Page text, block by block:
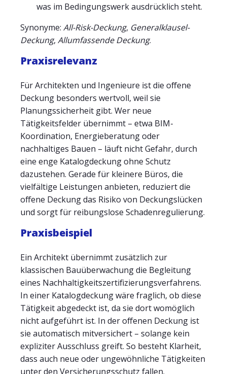
was im Bedingungswerk ausdrücklich steht.
Synonyme: All-Risk-Deckung, Generalklausel-
Deckung, Allumfassende Deckung.
Praxisrelevanz
Für Architekten und Ingenieure ist die offene
Deckung besonders wertvoll, weil sie
Planungssicherheit gibt. Wer neue
Tätigkeitsfelder übernimmt – etwa BIM-
Koordination, Energieberatung oder
nachhaltiges Bauen – läuft nicht Gefahr, durch
eine enge Katalogdeckung ohne Schutz
dazustehen. Gerade für kleinere Büros, die
vielfältige Leistungen anbieten, reduziert die
offene Deckung das Risiko von Deckungslücken
und sorgt für reibungslose Schadenregulierung.
Praxisbeispiel
Ein Architekt übernimmt zusätzlich zur
klassischen Bauüberwachung die Begleitung
eines Nachhaltigkeitszertifizierungsverfahrens.
In einer Katalogdeckung wäre fraglich, ob diese
Tätigkeit abgedeckt ist, da sie dort womöglich
nicht aufgeführt ist. In der offenen Deckung ist
sie automatisch mitversichert – solange kein
expliziter Ausschluss greift. So besteht Klarheit,
dass auch neue oder ungewöhnliche Tätigkeiten
unter den Versicherungsschutz fallen.